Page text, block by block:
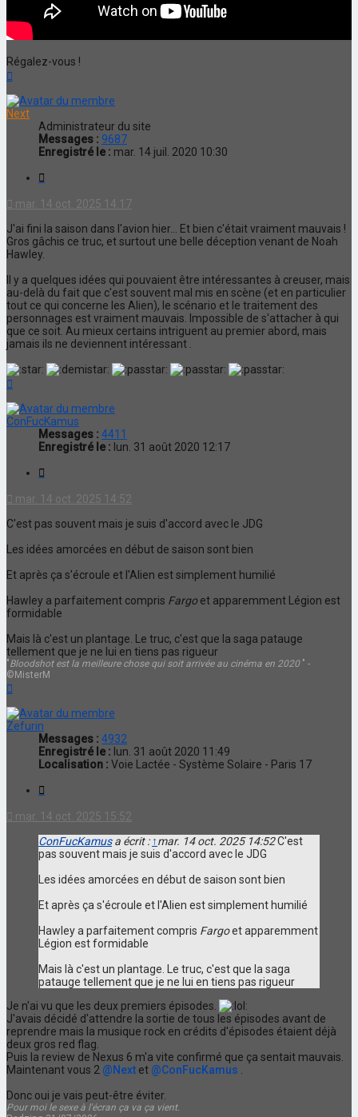
Régalez-vous !
Next
Administrateur du site
Messages : 9687
Enregistré le : mar. 14 juil. 2020 10:30
mar. 14 oct. 2025 14:17
J'ai fini la saison dans l'avion hier... Et bien c'était vraiment mauvais !
Gros gâchis ce truc, et surtout une belle déception venant de Noah
Hawley.
Il y a quelques idées qui pouvaient être intéressantes à creuser, mais
au-delà du fait que c'est souvent mal mis en scène (et en particulier
tout ce qui concerne les Alien), le scénario et le traitement des
personnages est vraiment mauvais. Impossible de s'attacher à qui
que ce soit. Au mieux certains intriguent au premier abord, mais
jamais ils ne deviennent intéressant .
ConFucKamus
Messages : 4411
Enregistré le : lun. 31 août 2020 12:17
mar. 14 oct. 2025 14:52
C'est pas souvent mais je suis d'accord avec le JDG
Les idées amorcées en début de saison sont bien
Et après ça s'écroule et l'Alien est simplement humilié
Hawley a parfaitement compris Fargoet apparemment Légion est
formidable
Mais là c'est un plantage. Le truc, c'est que la saga patauge
tellement que je ne lui en tiens pas rigueur
"Bloodshot est la meilleure chose qui soit arrivée au cinéma en 2020 " -
©MisterM
Zefurin
Messages : 4932
Enregistré le : lun. 31 août 2020 11:49
Localisation : Voie Lactée - Système Solaire - Paris 17
mar. 14 oct. 2025 15:52
ConFucKamusa écrit : ↑mar. 14 oct. 2025 14:52C'est
pas souvent mais je suis d'accord avec le JDG
Les idées amorcées en début de saison sont bien
Et après ça s'écroule et l'Alien est simplement humilié
Hawley a parfaitement compris Fargoet apparemment
Légion est formidable
Mais là c'est un plantage. Le truc, c'est que la saga
patauge tellement que je ne lui en tiens pas rigueur
Je n'ai vu que les deux premiers épisodes.
J'avais décidé d'attendre la sortie de tous les épisodes avant de
reprendre mais la musique rock en crédits d'épisodes étaient déjà
deux gros red flag.
Puis la review de Nexus 6 m'a vite confirmé que ça sentait mauvais.
Maintenant vous 2 @Next et @ConFucKamus
Donc oui je vais peut-être éviter.
Pour moi le sexe à l'écran ça va ça vient.